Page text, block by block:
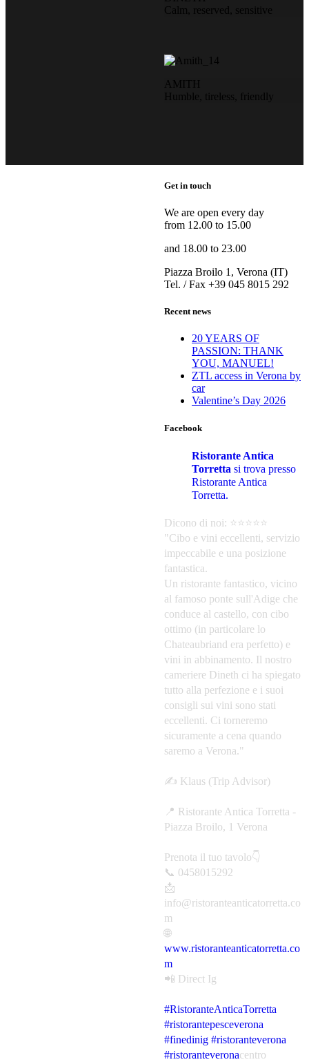
Calm, reserved, sensitive
AMITH
Humble, tireless, friendly
Get in touch
We are open every day
from 12.00 to 15.00
and 18.00 to 23.00
Piazza Broilo 1, Verona (IT)
Tel. / Fax +39 045 8015 292
Recent news
20 YEARS OF
PASSION: THANK
YOU, MANUEL!
ZTL access in Verona by
car
Valentine’s Day 2026
Facebook
Ristorante Antica
Torretta si trova presso
Ristorante Antica
Torretta.
Dicono di noi: ⭐️⭐️⭐️⭐️⭐️
"Cibo e vini eccellenti, servizio
impeccabile e una posizione
fantastica.
Un ristorante fantastico, vicino
al famoso ponte sull'Adige che
conduce al castello, con cibo
ottimo (in particolare lo
Chateaubriand era perfetto) e
vini in abbinamento. Il nostro
cameriere Dineth ci ha spiegato
tutto alla perfezione e i suoi
consigli sui vini sono stati
eccellenti. Ci torneremo
sicuramente a cena quando
saremo a Verona."
✍️ Klaus (Trip Advisor)
📍 Ristorante Antica Torretta -
Piazza Broilo, 1 Verona
Prenota il tuo tavolo👇
📞 0458015292
📩
info@ristoranteanticatorretta.co
m
🌐
www.ristoranteanticatorretta.co
m
📲 Direct Ig
#RistoranteAnticaTorretta
#ristorantepesceverona
#finedinig #ristoranteverona
#ristoranteveronacentro